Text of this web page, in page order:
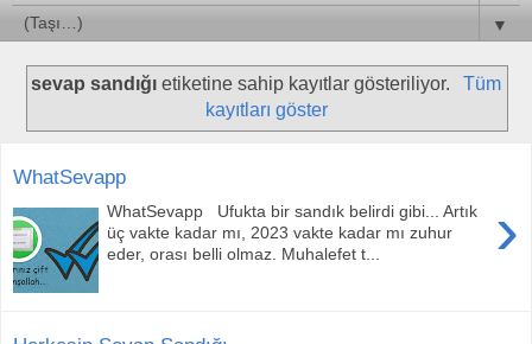
▼
sevap sandığı etiketine sahip kayıtlar gösteriliyor.
Tüm
kayıtları göster
WhatSevapp
›
WhatSevapp Ufukta bir sandık belirdi gibi... Artık
üç vakte kadar mı, 2023 vakte kadar mı zuhur
eder, orası belli olmaz. Muhalefet t...